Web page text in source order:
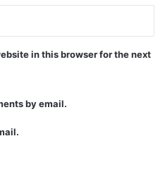
in this browser for the next
by email.